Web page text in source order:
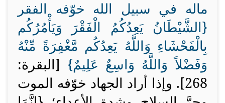
ماله في سبيل الله خوّفه الفقر
{الشَّيْطَانُ يَعِدُكُمُ الْفَقْرَ وَيَأْمُرُكُم
بِالْفَحْشَاءِ وَاللَّهُ يَعِدُكُم مَّغْفِرَةً مِّنْهُ
وَفَضْلاً وَاللَّهُ وَاسِعٌ عَلِيمٌ} [البقرة:
268]. وإذا أراد الجهاد خوّفه الموت